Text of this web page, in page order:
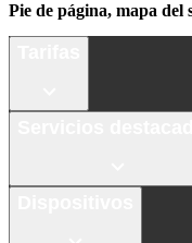
Pie de página, mapa del